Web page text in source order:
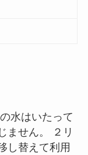
水はいたって
ません。 ２リ
し替えて利用